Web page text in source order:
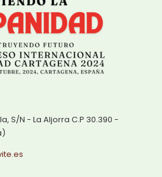
S/N - La Aljorra C.P 30.390 -